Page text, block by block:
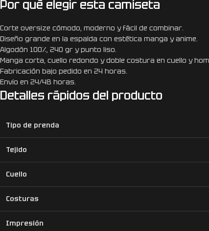
Por qué elegir esta camiseta
Corte oversize cómodo, moderno y fácil de combinar.
Diseño grande en la espalda con estética manga y anime.
Algodón 100%, 240 gr y punto liso.
Manga corta, cuello redondo y doble costura en cuello y
Fabricación bajo pedido en 24 horas.
Envío en 24/48 horas.
Detalles rápidos del producto
Tipo de prenda
Tejido
Cuello
Costuras
Impresión